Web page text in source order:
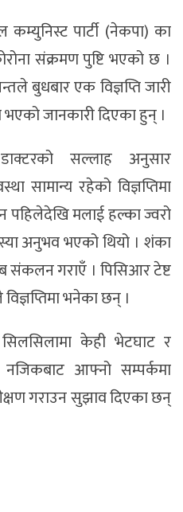
पार्टी (नेकपा) का
संक्रमण पुष्टि भएको छ ।
बुधबार एक विज्ञप्ति जारी
जानकारी दिएका हुन् ।
सल्लाह अनुसार
सामान्य रहेको विज्ञप्तिमा
मलाई हल्का ज्वरो
अनुभव भएको थियो । शंका
संकलन गराएँ । पिसिआर टेष्ट
भनेका छन् ।
केही भेटघाट र
आफ्नो सम्पर्कमा
गराउन सुझाव दिएका छन्